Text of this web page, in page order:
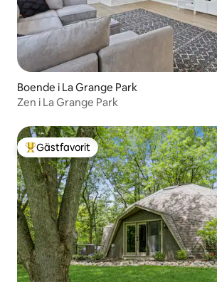
Boende i La Grange Park
Zen i La Grange Park
Populär gästfavorit
Gästfavorit